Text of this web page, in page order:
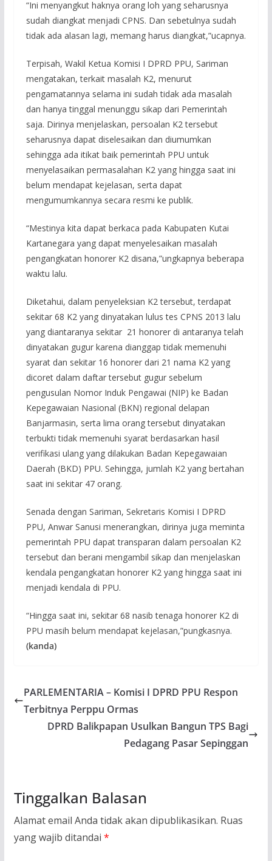
“Ini menyangkut haknya orang loh yang seharusnya
sudah diangkat menjadi CPNS. Dan sebetulnya sudah
tidak ada alasan lagi, memang harus diangkat,”ucapnya.
Terpisah, Wakil Ketua Komisi I DPRD PPU, Sariman
mengatakan, terkait masalah K2, menurut
pengamatannya selama ini sudah tidak ada masalah
dan hanya tinggal menunggu sikap dari Pemerintah
saja. Dirinya menjelaskan, persoalan K2 tersebut
seharusnya dapat diselesaikan dan diumumkan
sehingga ada itikat baik pemerintah PPU untuk
menyelasaikan permasalahan K2 yang hingga saat ini
belum mendapat kejelasan, serta dapat
mengumumkannya secara resmi ke publik.
“Mestinya kita dapat berkaca pada Kabupaten Kutai
Kartanegara yang dapat menyelesaikan masalah
pengangkatan honorer K2 disana,”ungkapnya beberapa
waktu lalu.
Diketahui, dalam penyeleksian K2 tersebut, terdapat
sekitar 68 K2 yang dinyatakan lulus tes CPNS 2013 lalu
yang diantaranya sekitar 21 honorer di antaranya telah
dinyatakan gugur karena dianggap tidak memenuhi
syarat dan sekitar 16 honorer dari 21 nama K2 yang
dicoret dalam daftar tersebut gugur sebelum
pengusulan Nomor Induk Pengawai (NIP) ke Badan
Kepegawaian Nasional (BKN) regional delapan
Banjarmasin, serta lima orang tersebut dinyatakan
terbukti tidak memenuhi syarat berdasarkan hasil
verifikasi ulang yang dilakukan Badan Kepegawaian
Daerah (BKD) PPU. Sehingga, jumlah K2 yang bertahan
saat ini sekitar 47 orang.
Senada dengan Sariman, Sekretaris Komisi I DPRD
PPU, Anwar Sanusi menerangkan, dirinya juga meminta
pemerintah PPU dapat transparan dalam persoalan K2
tersebut dan berani mengambil sikap dan menjelaskan
kendala pengangkatan honorer K2 yang hingga saat ini
menjadi kendala di PPU.
“Hingga saat ini, sekitar 68 nasib tenaga honorer K2 di
PPU masih belum mendapat kejelasan,”pungkasnya.
(kanda)
PARLEMENTARIA – Komisi I DPRD PPU Respon
Terbitnya Perppu Ormas
DPRD Balikpapan Usulkan Bangun TPS Bagi
Pedagang Pasar Sepinggan
Tinggalkan Balasan
Alamat email Anda tidak akan dipublikasikan. Ruas
yang wajib ditandai *